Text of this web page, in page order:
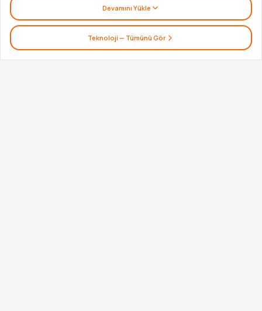
Devamını Yükle
Teknoloji — Tümünü Gör